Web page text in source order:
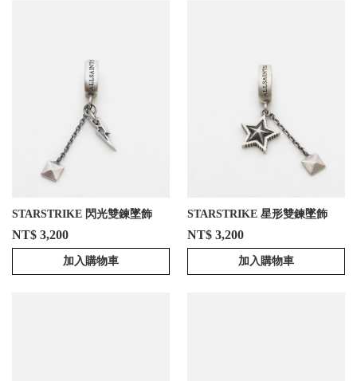
STARSTRIKE 閃光雙鍊墜飾
NT$ 3,200
加入購物車
STARSTRIKE 星形雙鍊墜飾
NT$ 3,200
加入購物車